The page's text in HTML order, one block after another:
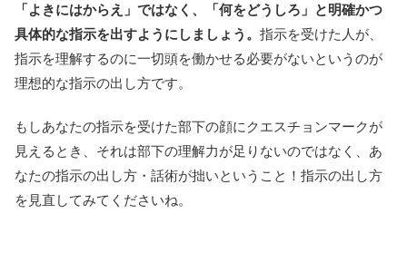
「よきにはからえ」ではなく、「何をどうしろ」と明確かつ
具体的な指示を出すようにしましょう。 指示を受けた人が、
指示を理解するのに一切頭を働かせる必要がないというのが
理想的な指示の出し方です。
もしあなたの指示を受けた部下の顔にクエスチョンマークが
見えるとき、それは部下の理解力が足りないのではなく、あ
なたの指示の出し方・話術が拙いということ！指示の出し方
を見直してみてくださいね。